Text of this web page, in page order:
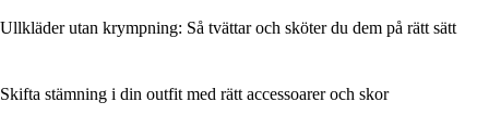
Ullkläder utan krympning: Så tvättar och sköter du dem på rätt sätt
Skifta stämning i din outfit med rätt accessoarer och skor